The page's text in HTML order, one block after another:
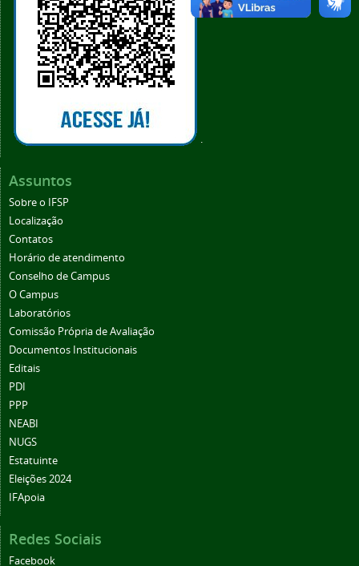
.
Assuntos
Sobre o IFSP
Localização
Contatos
Horário de atendimento
Conselho de Campus
O Campus
Laboratórios
Comissão Própria de Avaliação
Documentos Institucionais
Editais
PDI
PPP
NEABI
NUGS
Estatuinte
Eleições 2024
IFApoia
Redes Sociais
Facebook